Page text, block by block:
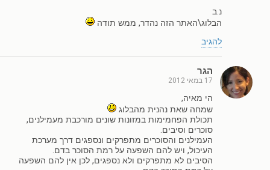
נ.ב
הבלוג\האתר הזה נהדר, ממש תודה
להגיב
הגר
17 במאי 2012
הי מאיה,
שמחה שאת נהנית מהבלוג
תכולת הפחמימות במזונות שונים מורכבת מעמילנים,
סוכרים וסיבים.
העמילנים והסוכרים מתפרקים ונספגים דרך מערכת
העיכול, ויש להם השפעה על רמת הסוכר בדם.
הסיבים לא מתפרקים ולא נספגים, לכן אין להם השפעה